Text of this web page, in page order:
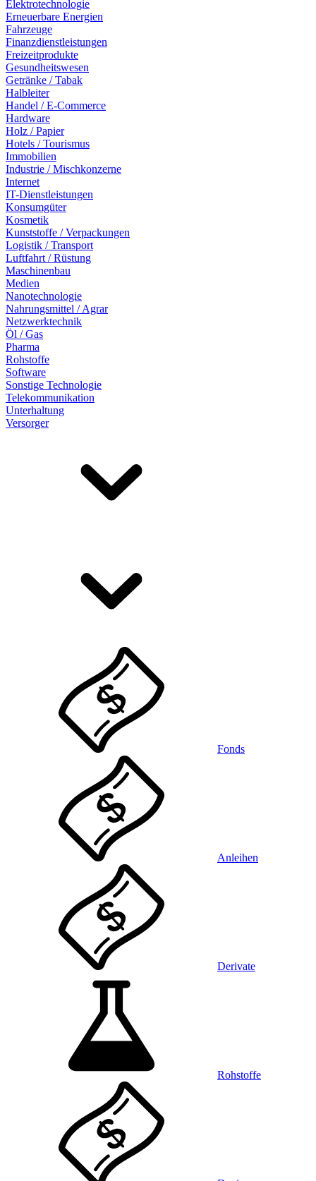
Elektrotechnologie
Erneuerbare Energien
Fahrzeuge
Finanzdienstleistungen
Freizeitprodukte
Gesundheitswesen
Getränke / Tabak
Halbleiter
Handel / E-Commerce
Hardware
Holz / Papier
Hotels / Tourismus
Immobilien
Industrie / Mischkonzerne
Internet
IT-Dienstleistungen
Konsumgüter
Kosmetik
Kunststoffe / Verpackungen
Logistik / Transport
Luftfahrt / Rüstung
Maschinenbau
Medien
Nanotechnologie
Nahrungsmittel / Agrar
Netzwerktechnik
Öl / Gas
Pharma
Rohstoffe
Software
Sonstige Technologie
Telekommunikation
Unterhaltung
Versorger
Fonds
Anleihen
Derivate
Rohstoffe